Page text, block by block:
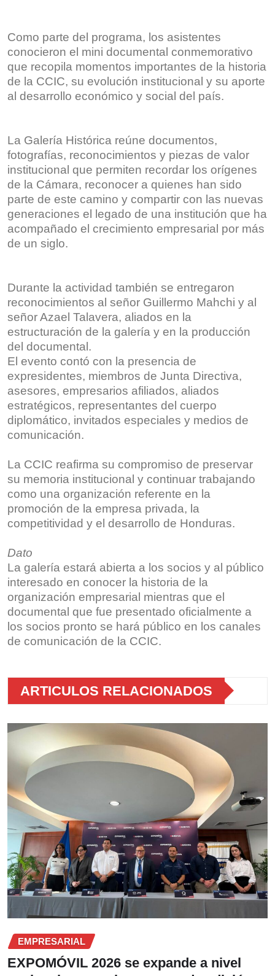
Como parte del programa, los asistentes
conocieron el mini documental conmemorativo
que recopila momentos importantes de la historia
de la CCIC, su evolución institucional y su aporte
al desarrollo económico y social del país.
La Galería Histórica reúne documentos,
fotografías, reconocimientos y piezas de valor
institucional que permiten recordar los orígenes
de la Cámara, reconocer a quienes han sido
parte de este camino y compartir con las nuevas
generaciones el legado de una institución que ha
acompañado el crecimiento empresarial por más
de un siglo.
Durante la actividad también se entregaron
reconocimientos al señor Guillermo Mahchi y al
señor Azael Talavera, aliados en la
estructuración de la galería y en la producción
del documental.
El evento contó con la presencia de
expresidentes, miembros de Junta Directiva,
asesores, empresarios afiliados, aliados
estratégicos, representantes del cuerpo
diplomático, invitados especiales y medios de
comunicación.
La CCIC reafirma su compromiso de preservar
su memoria institucional y continuar trabajando
como una organización referente en la
promoción de la empresa privada, la
competitividad y el desarrollo de Honduras.
Dato
La galería estará abierta a los socios y al público
interesado en conocer la historia de la
organización empresarial mientras que el
documental que fue presentado oficialmente a
los socios pronto se hará público en los canales
de comunicación de la CCIC.
ARTICULOS RELACIONADOS
EMPRESARIAL
EXPOMÓVIL 2026 se expande a nivel